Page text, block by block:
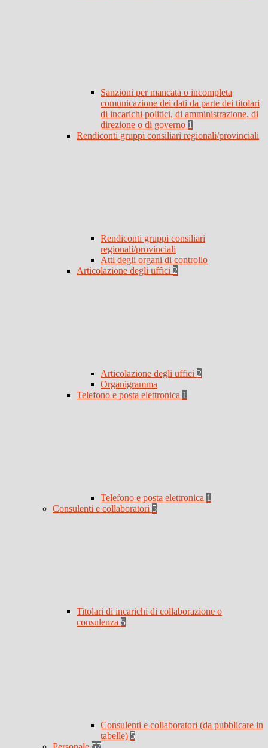
Sanzioni per mancata o incompleta
comunicazione dei dati da parte dei titolari
di incarichi politici, di amministrazione, di
direzione o di governo 1
Rendiconti gruppi consiliari regionali/provinciali
Rendiconti gruppi consiliari
regionali/provinciali
Atti degli organi di controllo
Articolazione degli uffici 2
Articolazione degli uffici 2
Organigramma
Telefono e posta elettronica 1
Telefono e posta elettronica 1
Consulenti e collaboratori 5
Titolari di incarichi di collaborazione o
consulenza 5
Consulenti e collaboratori (da pubblicare in
tabelle) 5